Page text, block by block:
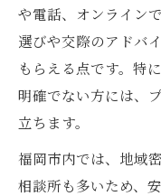
や電話、オンライン
選びや交際のアドバ
もらえる点です。特
明確でない方には、
立ちます。
福岡市内では、地域
相談所も多いため、